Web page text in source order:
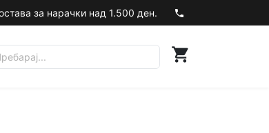
за нарачки над 1.500 ден. phone
shopping_cart